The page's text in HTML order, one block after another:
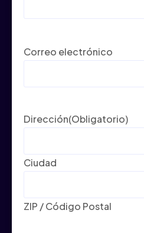
Correo electrónico
Dirección(Obligatorio)
Ciudad
ZIP / Código Postal